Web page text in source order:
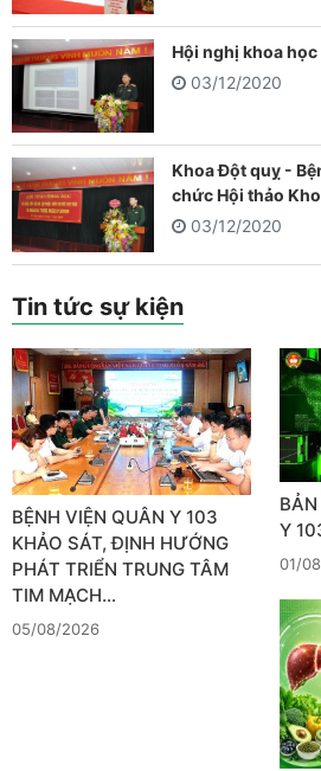
Hội nghị khoa
03/12/2020
Khoa Đột quỵ -
chức Hội thảo
03/12/2020
Tin tức sự kiện
BỆNH VIỆN QUÂN Y 103
KHẢO SÁT, ĐỊNH HƯỚNG
PHÁT TRIỂN TRUNG TÂM
TIM MẠCH…
05/08/2026
Y
01/